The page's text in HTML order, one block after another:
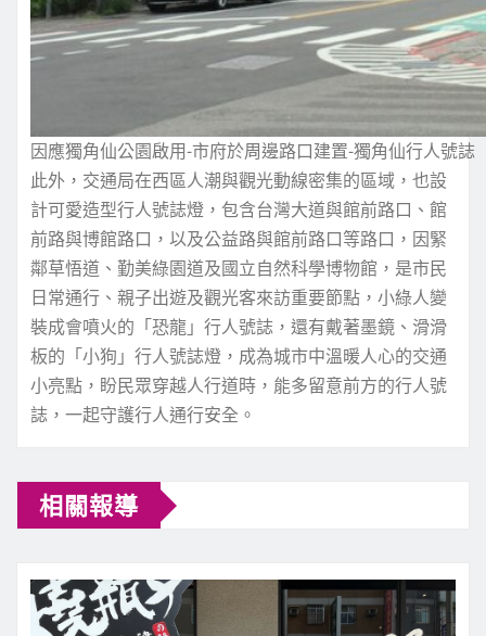
因應獨角仙公園啟用-市府於周邊路口建置-獨角仙行人號誌
此外，交通局在西區人潮與觀光動線密集的區域，也設
計可愛造型行人號誌燈，包含台灣大道與館前路口、館
前路與博館路口，以及公益路與館前路口等路口，因緊
鄰草悟道、勤美綠園道及國立自然科學博物館，是市民
日常通行、親子出遊及觀光客來訪重要節點，小綠人變
裝成會噴火的「恐龍」行人號誌，還有戴著墨鏡、滑滑
板的「小狗」行人號誌燈，成為城市中溫暖人心的交通
小亮點，盼民眾穿越人行道時，能多留意前方的行人號
誌，一起守護行人通行安全。
相關報導